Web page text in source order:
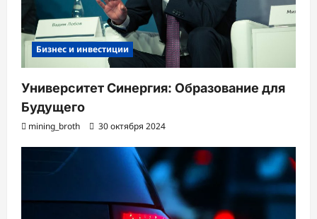
Бизнес и инвестиции
Университет Синергия: Образование для
Будущего
mining_broth 30 октября 2024